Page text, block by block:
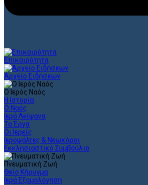
Επικαιρότητα
Αρχείο Ειδήσεων
Ο Ιερός Ναός
Η Ιστορία
Ο Ναός
Ιερά Λείψανα
Τα Έργα
Οι Ιερείς
Ιεροψάλτες & Νεωκόροι
Εκκλησιαστικό Συμβούλιο
Πνευματική Ζωή
Θείο Κήρυγμα
Ιερά Εξομολόγηση